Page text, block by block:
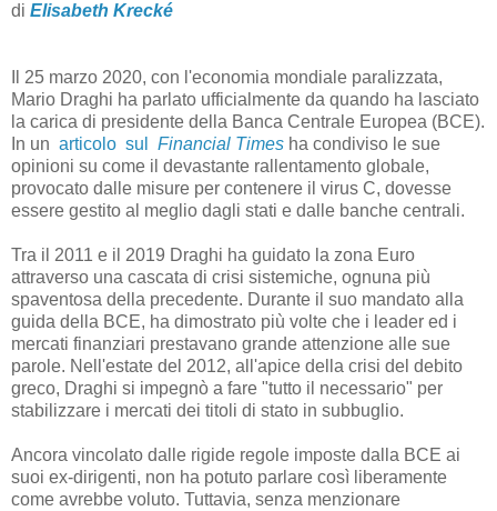
di Elisabeth Krecké
Il 25 marzo 2020, con l'economia mondiale paralizzata,
Mario Draghi ha parlato ufficialmente da quando ha lasciato
la carica di presidente della Banca Centrale Europea (BCE).
In un articolo sul Financial Times ha condiviso le sue
opinioni su come il devastante rallentamento globale,
provocato dalle misure per contenere il virus C, dovesse
essere gestito al meglio dagli stati e dalle banche centrali.
Tra il 2011 e il 2019 Draghi ha guidato la zona Euro
attraverso una cascata di crisi sistemiche, ognuna più
spaventosa della precedente. Durante il suo mandato alla
guida della BCE, ha dimostrato più volte che i leader ed i
mercati finanziari prestavano grande attenzione alle sue
parole. Nell'estate del 2012, all'apice della crisi del debito
greco, Draghi si impegnò a fare "tutto il necessario" per
stabilizzare i mercati dei titoli di stato in subbuglio.
Ancora vincolato dalle rigide regole imposte dalla BCE ai
suoi ex-dirigenti, non ha potuto parlare così liberamente
come avrebbe voluto. Tuttavia, senza menzionare